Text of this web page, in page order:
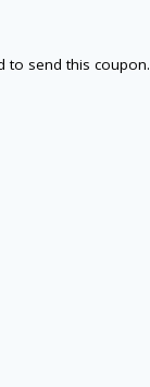
to send this coupon.